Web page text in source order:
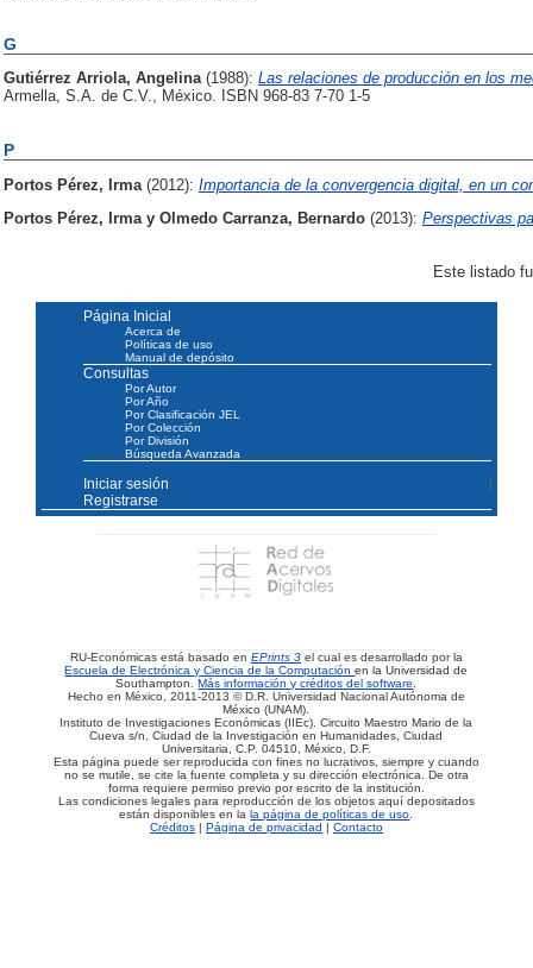
G
Gutiérrez Arriola, Angelina (1988): Las relaciones de producción en los
Armella, S.A. de C.V., México. ISBN 968-83 7-70 1-5
P
Portos Pérez, Irma (2012): Importancia de la convergencia digital, en un
Portos Pérez, Irma y Olmedo Carranza, Bernardo (2013): Perspectivas
Este listado
Página Inicial
Acerca de
Políticas de uso
Manual de depósito
Consultas
Por Autor
Por Año
Por Clasificación JEL
Por Colección
Por División
Búsqueda Avanzada
Iniciar sesión
Registrarse
RU-Económicas está basado en EPrints 3 el cual es desarrollado por la
Escuela de Electrónica y Ciencia de la Computaciónen la Universidad de
Southampton.Más información y créditos del software.
Hecho en México, 2011-2013 © D.R. Universidad Nacional Autónoma de
México (UNAM).
Instituto de Investigaciones Económicas (IIEc). Circuito Maestro Mario de la
Cueva s/n, Ciudad de la Investigación en Humanidades, Ciudad
Universitaria, C.P. 04510, México, D.F.
Esta página puede ser reproducida con fines no lucrativos, siempre y cuando
no se mutile, se cite la fuente completa y su dirección electrónica. De otra
forma requiere permiso previo por escrito de la institución.
Las condiciones legales para reproducción de los objetos aquí depositados
están disponibles en lala página de políticas de uso.
Créditos| Página de privacidad | Contacto